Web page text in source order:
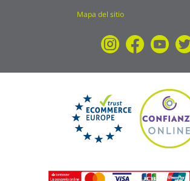
Mapa del sitio